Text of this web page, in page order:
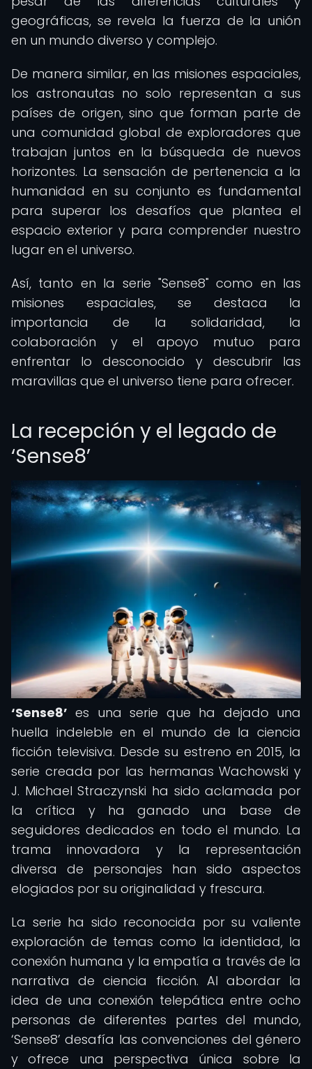
geográficas, se revela la fuerza de la unión
en un mundo diverso y complejo.
De manera similar, en las misiones espaciales,
los astronautas no solo representan a sus
países de origen, sino que forman parte de
una comunidad global de exploradores que
trabajan juntos en la búsqueda de nuevos
horizontes. La sensación de pertenencia a la
humanidad en su conjunto es fundamental
para superar los desafíos que plantea el
espacio exterior y para comprender nuestro
lugar en el universo.
Así, tanto en la serie "Sense8" como en las
misiones espaciales, se destaca la
importancia de la solidaridad, la
colaboración y el apoyo mutuo para
enfrentar lo desconocido y descubrir las
maravillas que el universo tiene para ofrecer.
La recepción y el legado de
‘Sense8’
‘Sense8’ es una serie que ha dejado una
huella indeleble en el mundo de la ciencia
ficción televisiva. Desde su estreno en 2015, la
serie creada por las hermanas Wachowski y
J. Michael Straczynski ha sido aclamada por
la crítica y ha ganado una base de
seguidores dedicados en todo el mundo. La
trama innovadora y la representación
diversa de personajes han sido aspectos
elogiados por su originalidad y frescura.
La serie ha sido reconocida por su valiente
exploración de temas como la identidad, la
conexión humana y la empatía a través de la
narrativa de ciencia ficción. Al abordar la
idea de una conexión telepática entre ocho
personas de diferentes partes del mundo,
‘Sense8’ desafía las convenciones del género
y ofrece una perspectiva única sobre la